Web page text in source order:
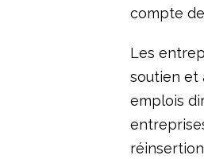
compte
Les
soutien et
emplois